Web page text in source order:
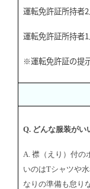
運転免許証所持者2
運転免許証所持者1
※運転免許証の提
Q. どんな服装がい
A. 襟（えり）付の
いのはTシャツや
なりの準備も怠り